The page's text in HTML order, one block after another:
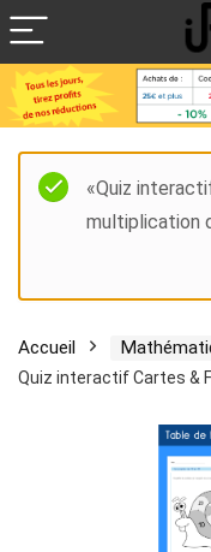
«Quiz
multiplication
Accueil
Quiz interactif Cartes &